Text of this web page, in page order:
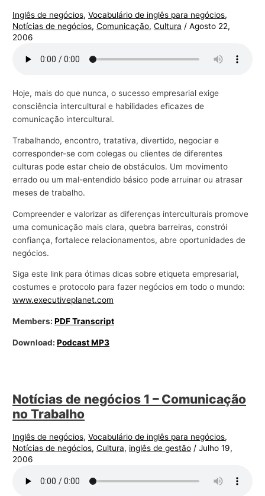
Inglês de negócios,Vocabulário de inglês para negócios,
Notícias de negócios,Comunicação,Cultura /Agosto 22,
2006
Hoje, mais do que nunca, o sucesso empresarial exige
consciência intercultural e habilidades eficazes de
comunicação intercultural.
Trabalhando, encontro, tratativa, divertido, negociar e
corresponder-se com colegas ou clientes de diferentes
culturas pode estar cheio de obstáculos. Um movimento
errado ou um mal-entendido básico pode arruinar ou atrasar
meses de trabalho.
Compreender e valorizar as diferenças interculturais promove
uma comunicação mais clara, quebra barreiras, constrói
confiança, fortalece relacionamentos, abre oportunidades de
negócios.
Siga este link para ótimas dicas sobre etiqueta empresarial,
costumes e protocolo para fazer negócios em todo o mundo:
www.executiveplanet.com
Members:PDF Transcript
Download:Podcast MP3
Notícias de negócios 1 – Comunicação
no Trabalho
Inglês de negócios,Vocabulário de inglês para negócios,
Notícias de negócios,Cultura, inglês de gestão /Julho 19,
2006